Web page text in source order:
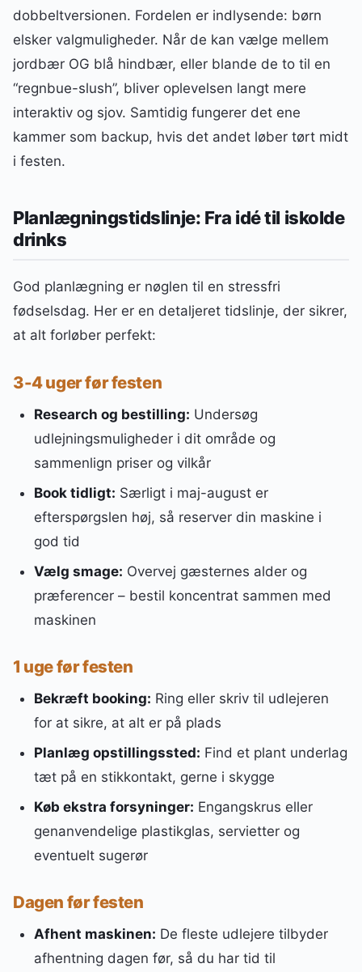
dobbeltversionen. Fordelen er indlysende: børn
elsker valgmuligheder. Når de kan vælge mellem
jordbær OG blå hindbær, eller blande de to til en
“regnbue-slush”, bliver oplevelsen langt mere
interaktiv og sjov. Samtidig fungerer det ene
kammer som backup, hvis det andet løber tørt midt
i festen.
Planlægningstidslinje: Fra idé til iskolde
drinks
God planlægning er nøglen til en stressfri
fødselsdag. Her er en detaljeret tidslinje, der sikrer,
at alt forløber perfekt:
3-4 uger før festen
Research og bestilling: Undersøg
udlejningsmuligheder i dit område og
sammenlign priser og vilkår
Book tidligt: Særligt i maj-august er
efterspørgslen høj, så reserver din maskine i
god tid
Vælg smage: Overvej gæsternes alder og
præferencer – bestil koncentrat sammen med
maskinen
1 uge før festen
Bekræft booking: Ring eller skriv til udlejeren
for at sikre, at alt er på plads
Planlæg opstillingssted: Find et plant underlag
tæt på en stikkontakt, gerne i skygge
Køb ekstra forsyninger: Engangskrus eller
genanvendelige plastikglas, servietter og
eventuelt sugerør
Dagen før festen
Afhent maskinen: De fleste udlejere tilbyder
afhentning dagen før, så du har tid til